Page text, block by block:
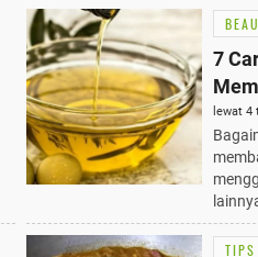
7
lewat 4
TIPS